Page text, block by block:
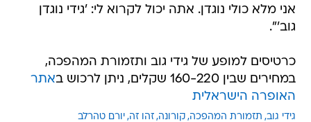
אני מלא כולי נוגדן. אתה יכול לקרוא לי: 'גידי נוגדן
גוב'".
כרטיסים למופע של גידי גוב ותזמורת המהפכה,
במחירים שבין 160-220 שקלים, ניתן לרכוש ב
אתר
האופרה הישראלית
גידי גוב תזמורת המהפכה קורונה זהו זה יורם טהרלב